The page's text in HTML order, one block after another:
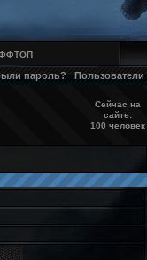
пароль? Пользователи
Сейчас на
сайте:
100 человек